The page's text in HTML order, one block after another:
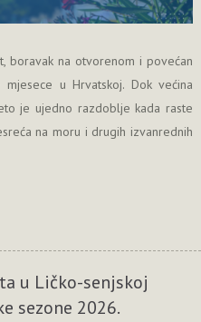
boravak na otvorenom i povećan
u Hrvatskoj. Dok većina
je ujedno razdoblje kada raste
na moru i drugih izvanrednih
u Ličko-senjskoj
sezone 2026.